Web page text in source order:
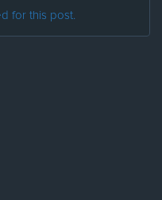
for this post.